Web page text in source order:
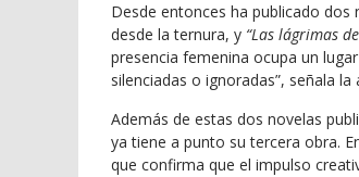
Desde entonces ha publicado dos
desde la ternura, y “Las lágrimas
presencia femenina ocupa un
silenciadas o ignoradas”, señala la
Además de estas dos novelas
ya tiene a punto su tercera obra.
que confirma que el impulso